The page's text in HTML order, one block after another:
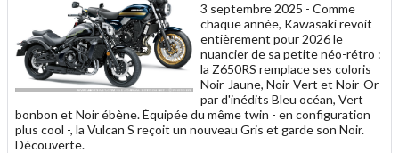
3 septembre 2025 - Comme
chaque année, Kawasaki revoit
entièrement pour 2026 le
nuancier de sa petite néo-rétro :
la Z650RS remplace ses coloris
Noir-Jaune, Noir-Vert et Noir-Or
par d'inédits Bleu océan, Vert
bonbon et Noir ébène. Équipée du même twin - en configuration
plus cool -, la Vulcan S reçoit un nouveau Gris et garde son Noir.
Découverte.